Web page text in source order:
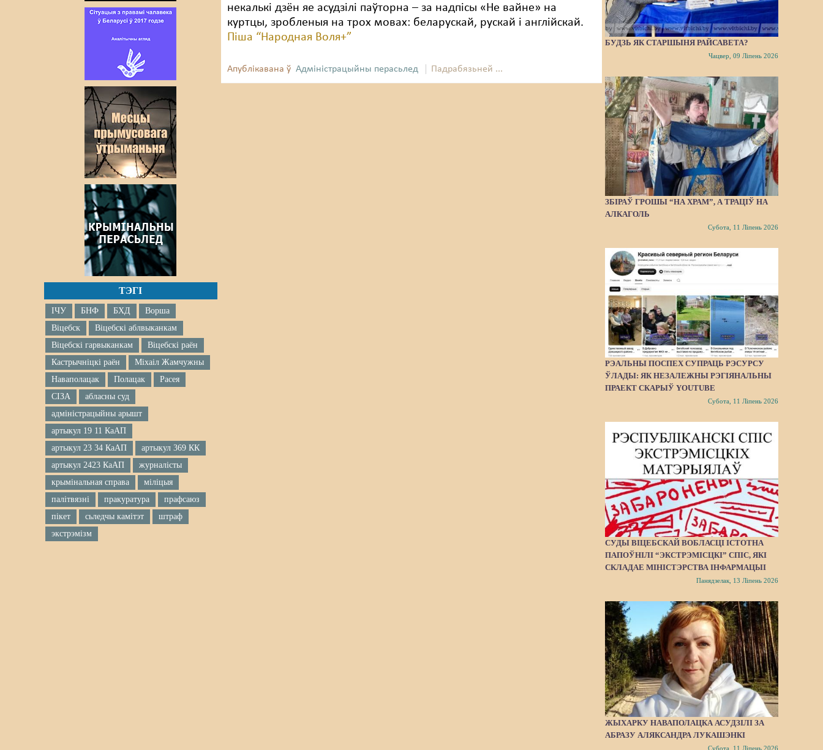
ТЭГІ
ІЧУ БНФ БХД
Ворша
Віцебск
Віцебскі аблвыканкам
Віцебскі гарвыканкам
Віцебскі раён
Кастрычніцкі раён
Міхаіл Жамчужны
Наваполацак
Полацак
Расея
СІЗА
абласны суд
адміністрацыйны арышт
артыкул 19 11 КаАП
артыкул 23 34 КаАП
артыкул 369 КК
артыкул 2423 КаАП
журналісты
крымінальная справа
міліцыя
палітвязні
пракуратура
прафсаюз
пікет
сьледчы камітэт
штраф
экстрэмізм
некалькі дзён яе асудзілі паўторна – за надпісы «Не вайне» на
куртцы, зробленыя на трох мовах: беларускай, рускай і англійскай.
Піша “Народная Воля+”
Апублікавана ў Адміністрацыйны перасьлед Падрабязьней ...
БУДЗЬ ЯК СТАРШЫНЯ РАЙСАВЕТА?
Чацвер, 09 Ліпень 2026
ЗБІРАЎ ГРОШЫ “НА ХРАМ”, А ТРАЦІЎ НА
АЛКАГОЛЬ
Субота, 11 Ліпень 2026
РЭАЛЬНЫ ПОСПЕХ СУПРАЦЬ РЭСУРСУ
ЎЛАДЫ: ЯК НЕЗАЛЕЖНЫ РЭГІЯНАЛЬНЫ
ПРАЕКТ СКАРЫЎ YOUTUBE
Субота, 11 Ліпень 2026
СУДЫ ВІЦЕБСКАЙ ВОБЛАСЦІ ІСТОТНА
ПАПОЎНІЛІ “ЭКСТРЭМІСЦКІ” СПІС, ЯКІ
СКЛАДАЕ МІНІСТЭРСТВА ІНФАРМАЦЫІ
Панядзелак, 13 Ліпень 2026
ЖЫХАРКУ НАВАПОЛАЦКА АСУДЗІЛІ ЗА
АБРАЗУ АЛЯКСАНДРА ЛУКАШЭНКІ
Субота, 11 Ліпень 2026